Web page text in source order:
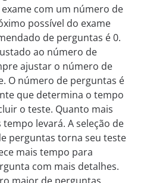
com um número de
possível do exame
de perguntas é 0.
ao número de
ajustar o número de
O número de perguntas é
que determina o tempo
o teste. Quanto mais
levará. A seleção de
perguntas torna seu teste
mais tempo para
com mais detalhes.
maior de perguntas